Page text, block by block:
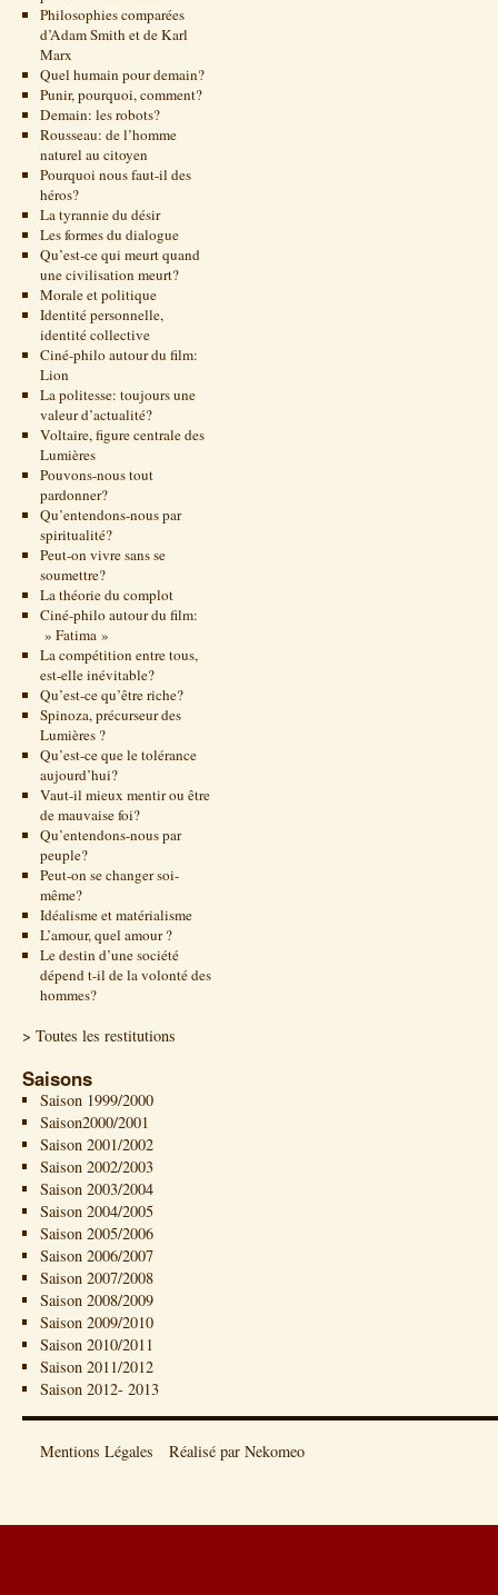
Philosophies comparées
d’Adam Smith et de Karl
Marx
Quel humain pour demain?
Punir, pourquoi, comment?
Demain: les robots?
Rousseau: de l’homme
naturel au citoyen
Pourquoi nous faut-il des
héros?
La tyrannie du désir
Les formes du dialogue
Qu’est-ce qui meurt quand
une civilisation meurt?
Morale et politique
Identité personnelle,
identité collective
Ciné-philo autour du film:
Lion
La politesse: toujours une
valeur d’actualité?
Voltaire, figure centrale des
Lumières
Pouvons-nous tout
pardonner?
Qu’entendons-nous par
spiritualité?
Peut-on vivre sans se
soumettre?
La théorie du complot
Ciné-philo autour du film:
» Fatima »
La compétition entre tous,
est-elle inévitable?
Qu’est-ce qu’être riche?
Spinoza, précurseur des
Lumières ?
Qu’est-ce que le tolérance
aujourd’hui?
Vaut-il mieux mentir ou être
de mauvaise foi?
Qu’entendons-nous par
peuple?
Peut-on se changer soi-
même?
Idéalisme et matérialisme
L’amour, quel amour ?
Le destin d’une société
dépend t-il de la volonté des
hommes?
> Toutes les restitutions
Saisons
Saison 1999/2000
Saison2000/2001
Saison 2001/2002
Saison 2002/2003
Saison 2003/2004
Saison 2004/2005
Saison 2005/2006
Saison 2006/2007
Saison 2007/2008
Saison 2008/2009
Saison 2009/2010
Saison 2010/2011
Saison 2011/2012
Saison 2012- 2013
Mentions Légales Réalisé par Nekomeo